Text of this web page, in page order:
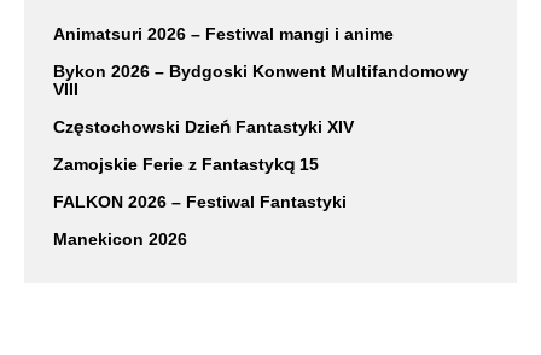
Animatsuri 2026 – Festiwal mangi i anime
Bykon 2026 – Bydgoski Konwent Multifandomowy
VIII
Częstochowski Dzień Fantastyki XIV
Zamojskie Ferie z Fantastyką 15
FALKON 2026 – Festiwal Fantastyki
Manekicon 2026